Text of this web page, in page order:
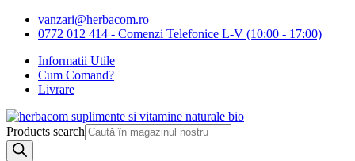
vanzari@herbacom.ro
0772 012 414 - Comenzi Telefonice L-V (10:00 - 17:00)
Informatii Utile
Cum Comand?
Livrare
Products search